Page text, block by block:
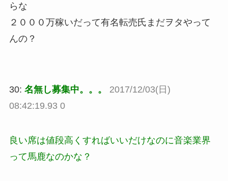
らな
２０００万稼いだって有名転売氏まだヲタやって
んの？
30: 名無し募集中。。。
2017/12/03(日)
08:42:19.93 0
良い席は値段高くすればいいだけなのに音楽業界
って馬鹿なのかな？